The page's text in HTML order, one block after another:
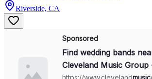
Riverside, CA